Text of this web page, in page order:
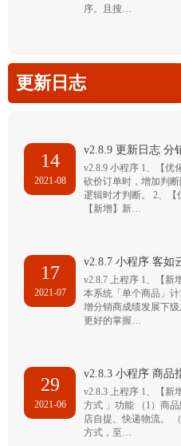
序。且搜…
更新日志
14
2021-08
v2.8.9 更新日志 分
v2.8.9 小程序 1、【优
砍价订单时，增加判
逻辑时才判断。 2、【
【新增】新…
17
2021-07
v2.8.7 小程序 客如
v2.8.7 上程序 1、【新
本系统「单个商品」
增分销商成绩发展下
更好的掌握…
29
2021-06
v2.8.3 小程序 商品
v2.8.3 上程序 1、【新
方式 」功能 （1）商
店自提、快递物流。
方式，至…